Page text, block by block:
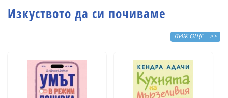
Изкуството да си почиваме
ВИЖ ОЩЕ >>